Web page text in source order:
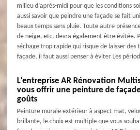
milieu d’après-midi pour que les conditions
aussi savoir que peindre une façade se fait
beaux temps sans pluie. Toute autre
de neige, etc. devra également être évitée.
séchage trop rapide qui risque de laisser des
façade, il faut aussi penser à éviter Les
L’entreprise AR Rénovation
vous offrir une peinture de
goûts
Peinture murale extérieur à aspect mat,
brillante, le choix est multiple que vous